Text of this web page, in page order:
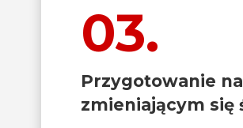
03.
Przygotowanie
zmieniającym się